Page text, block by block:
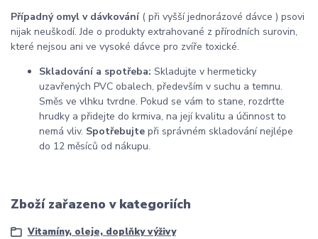
Případný omyl v dávkování ( při vyšší jednorázové dávce ) psovi
nijak neuškodí. Jde o produkty extrahované z přírodních surovin,
které nejsou ani ve vysoké dávce pro zvíře toxické.
Skladování a spotřeba: Skladujte v hermeticky
uzavřených PVC obalech, především v suchu a temnu.
Směs ve vlhku tvrdne. Pokud se vám to stane, rozdrťte
hrudky a přidejte do krmiva, na její kvalitu a účinnost to
nemá vliv. Spotřebujte při správném skladování nejlépe
do 12 měsíců od nákupu.
Zboží zařazeno v kategoriích
Vitamíny, oleje, doplňky výživy